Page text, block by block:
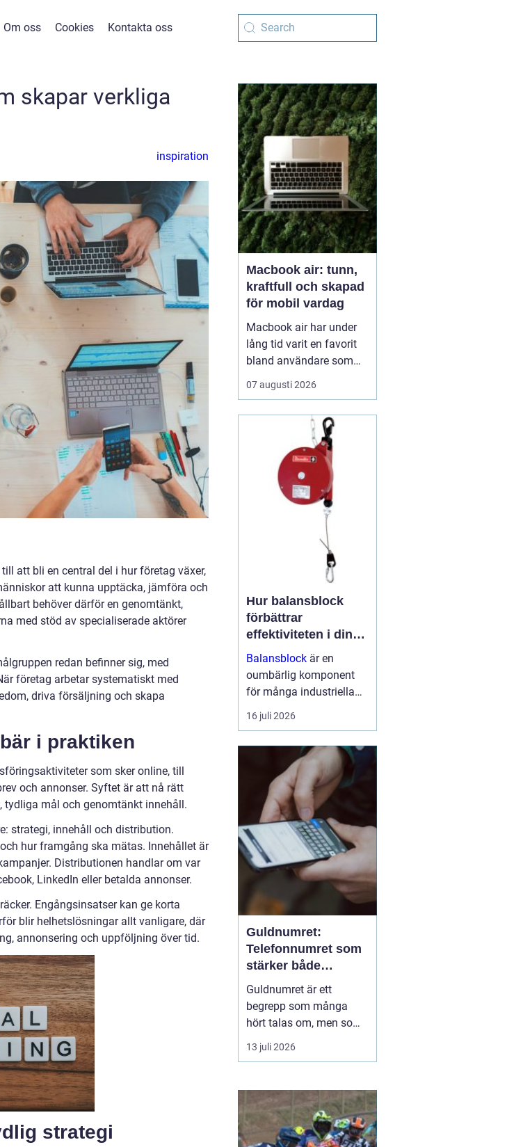
Om oss Cookies Kontakta oss
skapar verkliga
inspiration
att bli en central del i hur företag växer,
att kunna upptäcka, jämföra och
behöver därför en genomtänkt,
med stöd av specialiserade aktörer
redan befinner sig, med
företag arbetar systematiskt med
driva försäljning och skapa
i praktiken
som sker online, till
och annonser. Syftet är att nå rätt
tydliga mål och genomtänkt innehåll.
strategi, innehåll och distribution.
hur framgång ska mätas. Innehållet är
Distributionen handlar om var
LinkedIn eller betalda annonser.
Engångsinsatser kan ge korta
blir helhetslösningar allt vanligare, där
annonsering och uppföljning över tid.
strategi
Macbook air: tunn,
kraftfull och skapad
för mobil vardag
Macbook air har under
lång tid varit en favorit
bland användare som
vill ha en lätt, smidig och
ändå kraftfull dator för
generationen har apple
tagit steget ännu längre
med sina
egenutvecklade m2, m3,
07 augusti 2026
Hur balansblock
förbättrar
effektiviteten i din
arbetsmiljö
Balansblock är en
oumbärlig komponent
för många industriella
och hantverksrelaterade
miljöer. De hjälper till att
16 juli 2026
Guldnumret:
Telefonnumret som
stärker både
varumärke och
vardag
Guldnumret är ett
begrepp som många
hört talas om, men som
färre har funderat
igenom strategiskt. Med
och ofta symmetriskt
telefonnummer kan
både företag och
privatpersoner göra
13 juli 2026